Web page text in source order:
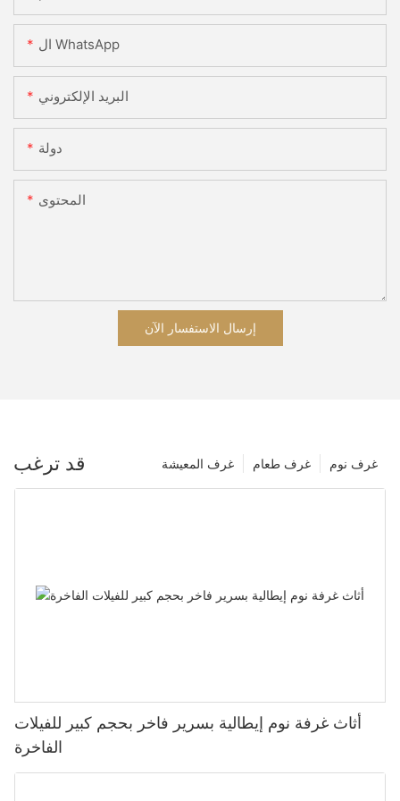
ال WhatsApp
البريد الإلكتروني
دولة
المحتوى
إرسال الاستفسار الآن
قد ترغب غرف نوم غرف طعام غرف المعيشة
أثاث غرفة نوم إيطالية بسرير فاخر بحجم كبير للفيلات
الفاخرة